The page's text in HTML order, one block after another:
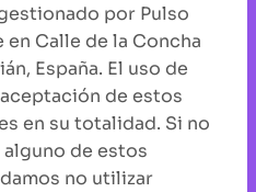
por Pulso
Calle de la Concha
España. El uso de
de estos
en su totalidad. Si no
de estos
no utilizar